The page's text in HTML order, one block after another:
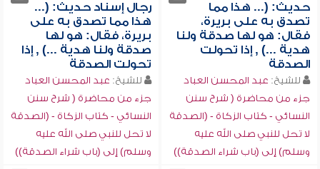
حديث: (... هذا مما
تصدق به على بريرة،
فقال: هو لها صدقة ولنا
هدية ...) , إذا تحولت
الصدقة
للشيخ: عبد المحسن العباد
جزء من محاضرة ( شرح سنن
النسائي - كتاب الزكاة - (الصدقة
لا تحل للنبي صلى الله عليه
وسلم) إلى (باب شراء الصدقة))
رجال إسناد حديث: (...
هذا مما تصدق به على
بريرة، فقال: هو لها
صدقة ولنا هدية ...) , إذا
تحولت الصدقة
للشيخ: عبد المحسن العباد
جزء من محاضرة ( شرح سنن
النسائي - كتاب الزكاة - (الصدقة
لا تحل للنبي صلى الله عليه
وسلم) إلى (باب شراء الصدقة))